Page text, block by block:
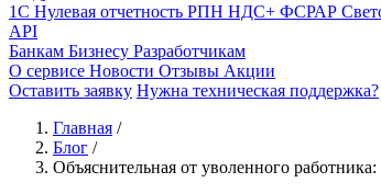
1С Нулевая отчетность РПН НДС+ ФСРАР
API
Банкам Бизнесу Разработчикам
О сервисе Новости Отзывы Акции
Оставить заявку Нужна техническая поддержка?
Главная /
Блог /
Объяснительная от уволенного работника: